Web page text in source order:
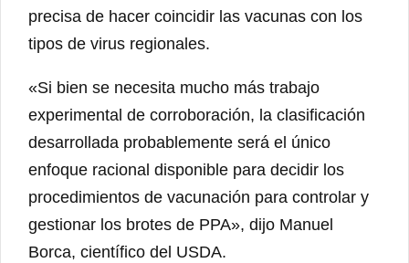
precisa de hacer coincidir las vacunas con los
tipos de virus regionales.
«Si bien se necesita mucho más trabajo
experimental de corroboración, la clasificación
desarrollada probablemente será el único
enfoque racional disponible para decidir los
procedimientos de vacunación para controlar y
gestionar los brotes de PPA», dijo Manuel
Borca, científico del USDA.